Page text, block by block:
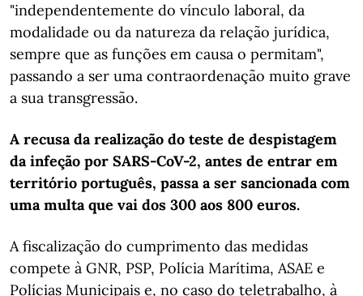
"independentemente do vínculo laboral, da
modalidade ou da natureza da relação jurídica,
sempre que as funções em causa o permitam",
passando a ser uma contraordenação muito grave
a sua transgressão.
A recusa da realização do teste de despistagem
da infeção por SARS-CoV-2, antes de entrar em
território português, passa a ser sancionada com
uma multa que vai dos 300 aos 800 euros.
A fiscalização do cumprimento das medidas
compete à GNR, PSP, Polícia Marítima, ASAE e
Polícias Municipais e, no caso do teletrabalho, à